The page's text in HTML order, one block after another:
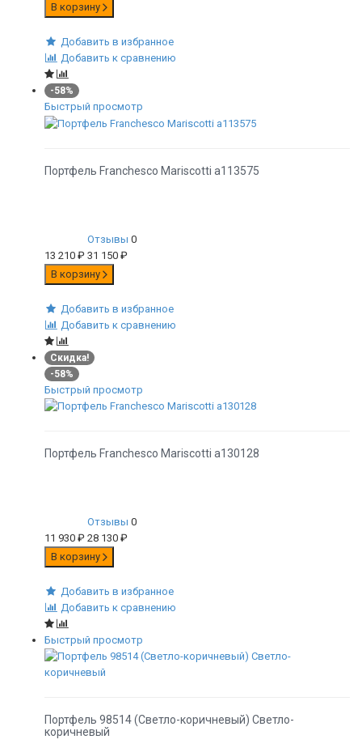
В корзину
Добавить в избранное
Добавить к сравнению
-58%
Быстрый просмотр
Портфель Franchesco Mariscotti а113575
Отзывы 0
13 210 ₽ 31 150 ₽
В корзину
Добавить в избранное
Добавить к сравнению
Скидка!
-58%
Быстрый просмотр
Портфель Franchesco Mariscotti а130128
Отзывы 0
11 930 ₽ 28 130 ₽
В корзину
Добавить в избранное
Добавить к сравнению
Быстрый просмотр
Портфель 98514 (Светло-коричневый) Светло-
коричневый